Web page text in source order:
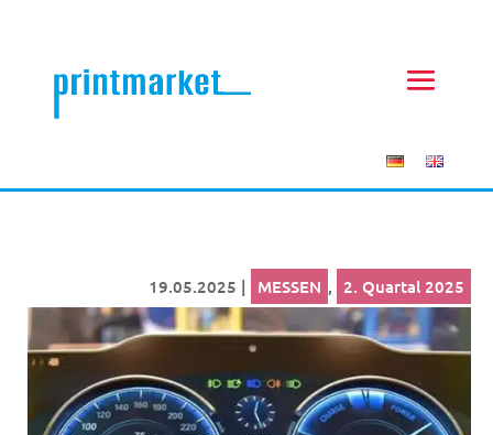
19.05.2025 | MESSEN , 2. Quartal 2025